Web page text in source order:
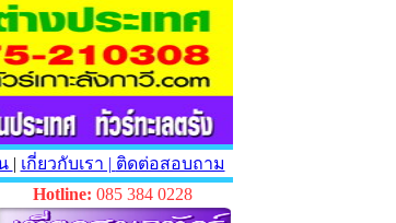
| เกี่ยวกับเรา | ติดต่อสอบถาม
Hotline: 085 384 0228